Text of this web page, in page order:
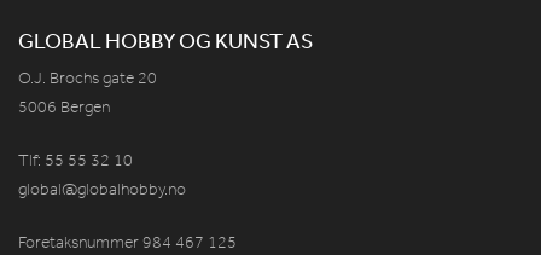
GLOBAL HOBBY OG KUNST AS
O.J. Brochs gate 20
5006 Bergen
Tlf: 55 55 32 10
global@globalhobby.no
Foretaksnummer 984 467 125